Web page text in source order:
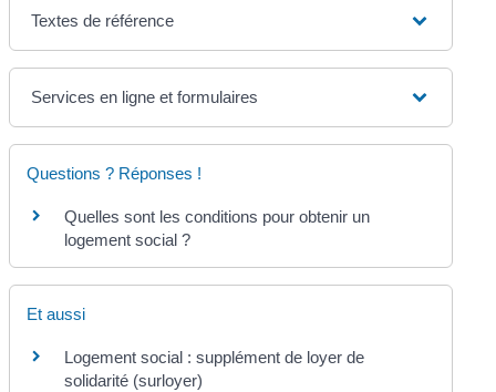
Textes de référence
Services en ligne et formulaires
Questions ? Réponses !
Quelles sont les conditions pour obtenir un
logement social ?
Et aussi
Logement social : supplément de loyer de
solidarité (surloyer)